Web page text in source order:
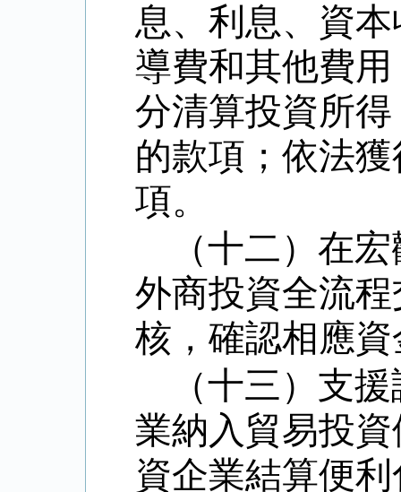
息、利息、資
導費和其他費
分清算投資所
的款項；依法
項。
（十二）在
外商投資全流
核，確認相應
（十三）支
業納入貿易投
資企業結算便